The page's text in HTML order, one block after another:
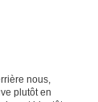
nous,
plutôt en